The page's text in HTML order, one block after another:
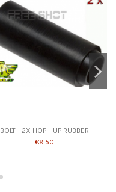
BOLT - 2X HOP HUP RUBBER
€9.50